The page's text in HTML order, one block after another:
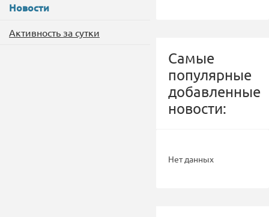
Новости
Активность за сутки
Самые
популярные
добавленные
новости:
Нет данных